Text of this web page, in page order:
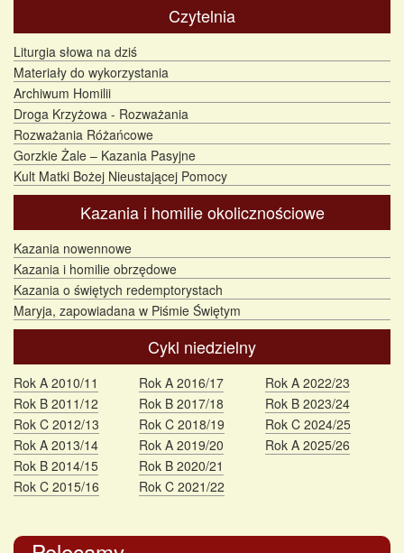
Czytelnia
Liturgia słowa na dziś
Materiały do wykorzystania
Archiwum Homilii
Droga Krzyżowa - Rozważania
Rozważania Różańcowe
Gorzkie Żale – Kazania Pasyjne
Kult Matki Bożej Nieustającej Pomocy
Kazania i homilie okolicznościowe
Kazania nowennowe
Kazania i homilie obrzędowe
Kazania o świętych redemptorystach
Maryja, zapowiadana w Piśmie Świętym
Cykl niedzielny
Rok A 2010/11
Rok B 2011/12
Rok C 2012/13
Rok A 2013/14
Rok B 2014/15
Rok C 2015/16
Rok A 2016/17
Rok B 2017/18
Rok C 2018/19
Rok A 2019/20
Rok B 2020/21
Rok C 2021/22
Rok A 2022/23
Rok B 2023/24
Rok C 2024/25
Rok A 2025/26